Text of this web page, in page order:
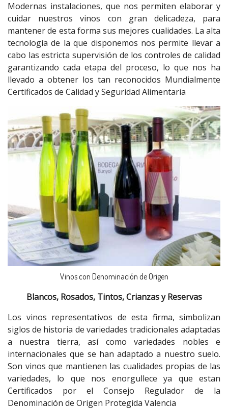
Modernas instalaciones, que nos permiten elaborar y
cuidar nuestros vinos con gran delicadeza, para
mantener de esta forma sus mejores cualidades. La alta
tecnología de la que disponemos nos permite llevar a
cabo las estricta supervisión de los controles de calidad
garantizando cada etapa del proceso, lo que nos ha
llevado a obtener los tan reconocidos Mundialmente
Certificados de Calidad y Seguridad Alimentaria
Vinos con Denominación de Origen
Blancos, Rosados, Tintos, Crianzas y Reservas
Los vinos representativos de esta firma, simbolizan
siglos de historia de variedades tradicionales adaptadas
a nuestra tierra, así como variedades nobles e
internacionales que se han adaptado a nuestro suelo.
Son vinos que mantienen las cualidades propias de las
variedades, lo que nos enorgullece ya que estan
Certificados por el Consejo Regulador de la
Denominación de Origen Protegida Valencia